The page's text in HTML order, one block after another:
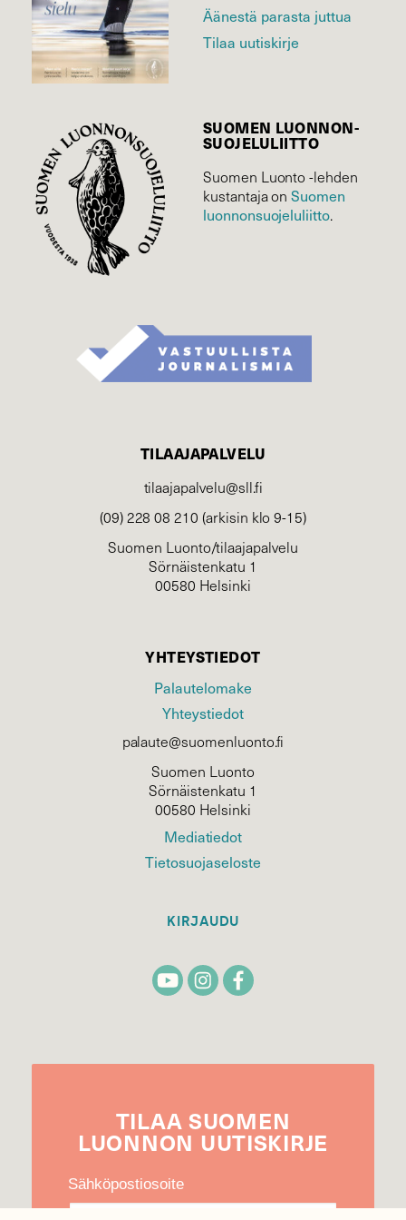
Äänestä parasta juttua
Tilaa uutiskirje
SUOMEN LUONNON­
SUOJELU­LIITTO
Suomen Luonto -lehden
kustantaja onSuomen
luonnonsuojelu­liitto.
TILAAJAPALVELU
tilaajapalvelu@sll.fi
(09) 228 08 210 (arkisin klo 9-15)
Suomen Luonto/tilaajapalvelu
Sörnäistenkatu 1
00580 Helsinki
YHTEYSTIEDOT
Palautelomake
Yhteystiedot
palaute@suomenluonto.fi
Suomen Luonto
Sörnäistenkatu 1
00580 Helsinki
Mediatiedot
Tietosuojaseloste
KIRJAUDU
TILAA SUOMEN
LUONNON UUTIS­KIRJE
Sähköpostiosoite